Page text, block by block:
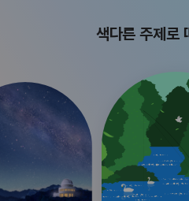
색다른 주제로